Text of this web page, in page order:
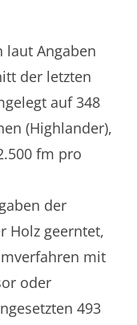
laut Angaben
der letzten
auf 348
(Highlander),
fm pro
der
Holz geerntet,
mit
oder
493